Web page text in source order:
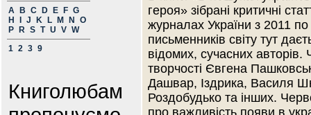
A
B C D E F G
H
J K L M N
O
P
R S T U V W
1 2 3 9
Книголюбам
героя» зібрані критичні
журналах України з 2011
письменників світу тут
відомих, сучасних
творчості Євгена
Дашвар, Іздрика, Василя
Роздобудько та інших.
про важливість появи в